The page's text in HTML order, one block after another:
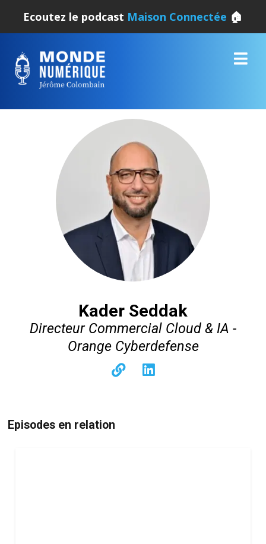
Ecoutez le podcast Maison Connectée 🏠
Kader Seddak
Directeur Commercial Cloud & IA -
Orange Cyberdefense
Episodes en relation